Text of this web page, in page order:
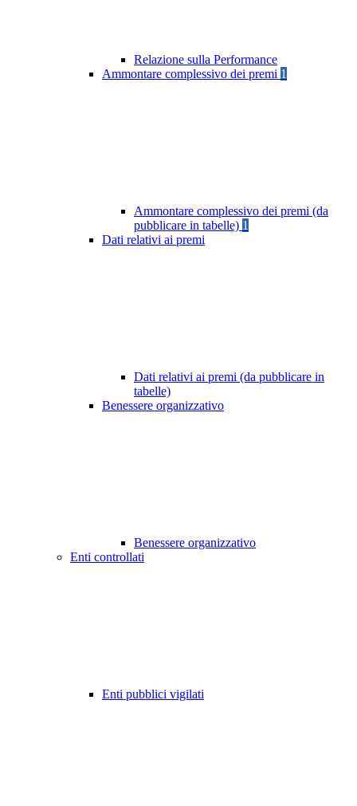
Relazione sulla Performance
Ammontare complessivo dei premi 1
Ammontare complessivo dei premi (da
pubblicare in tabelle) 1
Dati relativi ai premi
Dati relativi ai premi (da pubblicare in
tabelle)
Benessere organizzativo
Benessere organizzativo
Enti controllati
Enti pubblici vigilati